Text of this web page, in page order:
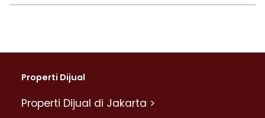
Properti Dijual
Properti Dijual di Jakarta >